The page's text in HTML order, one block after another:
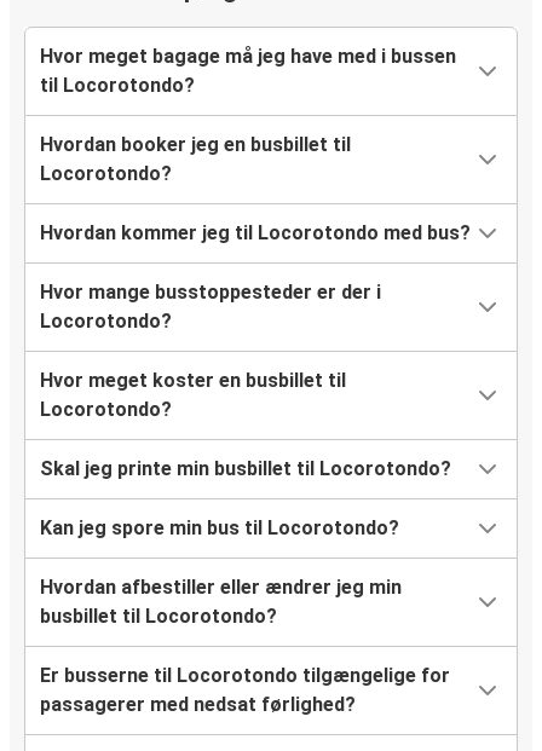
Hvor meget bagage må jeg have med i bussen
til Locorotondo?
Hvordan booker jeg en busbillet til
Locorotondo?
Hvordan kommer jeg til Locorotondo med bus?
Hvor mange busstoppesteder er der i
Locorotondo?
Hvor meget koster en busbillet til
Locorotondo?
Skal jeg printe min busbillet til Locorotondo?
Kan jeg spore min bus til Locorotondo?
Hvordan afbestiller eller ændrer jeg min
busbillet til Locorotondo?
Er busserne til Locorotondo tilgængelige for
passagerer med nedsat førlighed?